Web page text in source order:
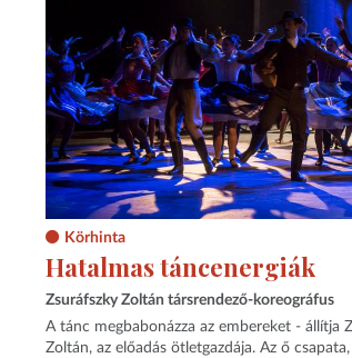
Körhinta
Hatalmas táncenergiák
Zsuráfszky Zoltán társrendező-koreográfus
A tánc megbabonázza az embereket - állítja
Zoltán, az előadás ötletgazdája. Az ő